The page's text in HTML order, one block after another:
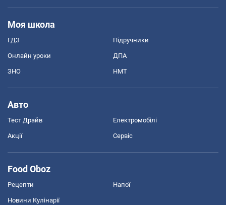
Моя школа
ГДЗ Підручники
Онлайн уроки ДПА
ЗНО НМТ
Авто
Тест Драйв Електромобілі
Акції Сервіс
Food Oboz
Рецепти Напої
Новини Кулінарії